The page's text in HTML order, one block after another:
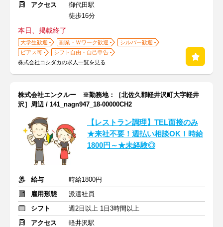
アクセス
御代田駅
徒歩16分
本日、掲載終了
大学生歓迎 副業・Ｗワーク歓迎
シルバー歓迎
ピアス可
シフト自由・自己申告
株式会社コシダカの求人一覧を見る
株式会社エンクルー ※勤務地：［北佐久郡軽井沢町大字軽井
沢］周辺 / 141_nagn947_18-00000CH2
【レストラン調理】TEL面接のみ
★来社不要！週払い相談OK！時給
1800円～★未経験◎
給与
時給1800円
雇用形態
派遣社員
シフト
週2日以上 1日3時間以上
アクセス
軽井沢駅